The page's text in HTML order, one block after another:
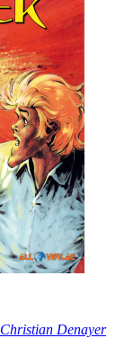
Christian Denayer